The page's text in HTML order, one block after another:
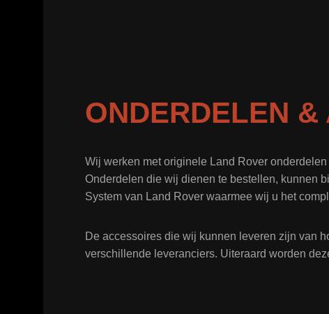
ONDERDELEN &
Wij werken met originele Land Rover
Onderdelen die wij dienen te bestellen, kunnen
System van Land Rover waarmee wij u het
De accessoires die wij kunnen leveren zijn van
verschillende leveranciers. Uiteraard worden